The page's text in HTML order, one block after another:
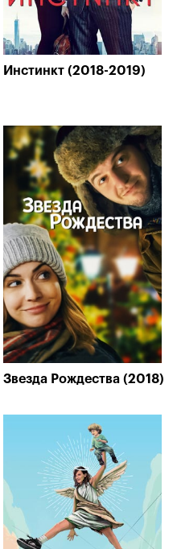
Инстинкт (2018-2019)
Звезда Рождества (2018)